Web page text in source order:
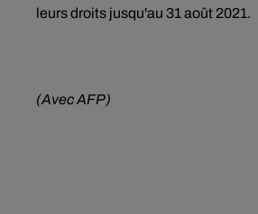
leurs droits jusqu'au 31 août 2021.
(Avec AFP)